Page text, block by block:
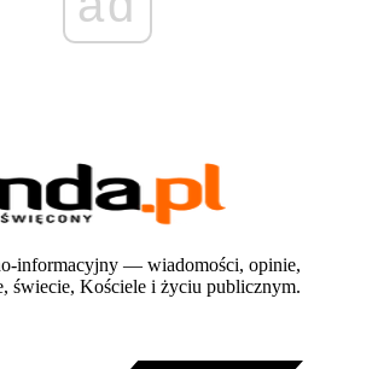
informacyjny — wiadomości, opinie,
świecie, Kościele i życiu publicznym.